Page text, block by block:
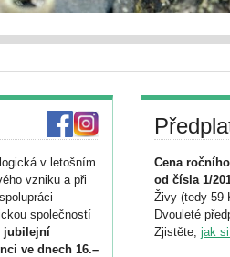
v letošním
vzniku a při
společností
jubilejní
ve dnech 16.–
Cena
od čísla 1/
Živy (tedy 59
Dvouleté
Zjistěte, jak